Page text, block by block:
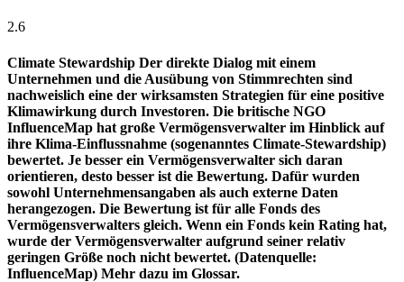
2.6
Climate Stewardship Der direkte Dialog mit einem
Unternehmen und die Ausübung von Stimmrechten sind
nachweislich eine der wirksamsten Strategien für eine positive
Klimawirkung durch Investoren. Die britische NGO
InfluenceMap hat große Vermögensverwalter im Hinblick auf
ihre Klima-Einflussnahme (sogenanntes Climate-Stewardship)
bewertet. Je besser ein Vermögensverwalter sich daran
orientieren, desto besser ist die Bewertung. Dafür wurden
sowohl Unternehmensangaben als auch externe Daten
herangezogen. Die Bewertung ist für alle Fonds des
Vermögensverwalters gleich. Wenn ein Fonds kein Rating hat,
wurde der Vermögensverwalter aufgrund seiner relativ
geringen Größe noch nicht bewertet. (Datenquelle:
InfluenceMap) Mehr dazu im Glossar.